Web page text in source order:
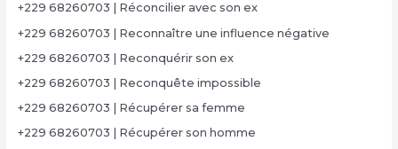
+229 68260703 | Réconcilier avec son ex
+229 68260703 | Reconnaître une influence négative
+229 68260703 | Reconquérir son ex
+229 68260703 | Reconquête impossible
+229 68260703 | Récupérer sa femme
+229 68260703 | Récupérer son homme